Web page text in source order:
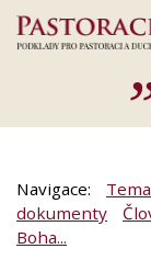
Navigace:
dokumenty
Boha...